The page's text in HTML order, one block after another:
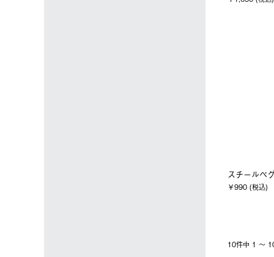
スチールペ
￥990 (税込)
10件中 1 〜